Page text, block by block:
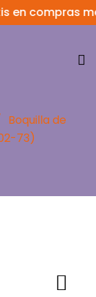
compras
Boquilla de
73)